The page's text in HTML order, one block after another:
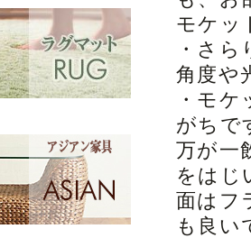
モケッ
・さ
角度や
・モ
がちで
万が一
をはじ
面はフ
も良い